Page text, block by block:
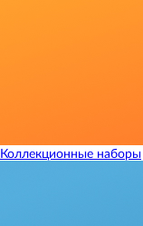
Коллекционные наборы